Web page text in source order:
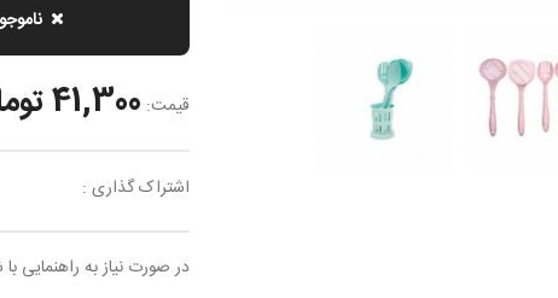
قیمت: 41,300 تومان
اشتراک گذاری :
در صورت نیاز به راهنمایی